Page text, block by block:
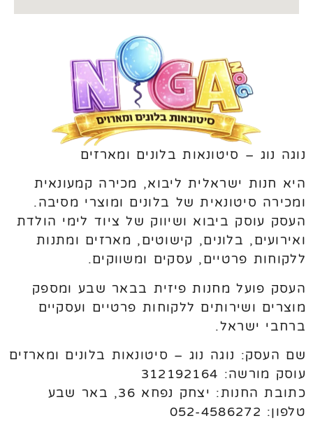
נוגה נוג – סיטונאות בלונים ומארזים
היא חנות ישראלית ליבוא, מכירה קמעונאית
ומכירה סיטונאית של בלונים ומוצרי מסיבה.
העסק עוסק ביבוא ושיווק של ציוד לימי הולדת
ואירועים, בלונים, קישוטים, מארזים ומתנות
ללקוחות פרטיים, עסקים ומשווקים.
העסק פועל מחנות פיזית בבאר שבע ומספק
מוצרים ושירותים ללקוחות פרטיים ועסקיים
ברחבי ישראל.
שם העסק: נוגה נוג – סיטונאות בלונים ומארזים
עוסק מורשה: 312192164
כתובת החנות: יצחק נפחא 36, באר שבע
טלפון: 052-4586272